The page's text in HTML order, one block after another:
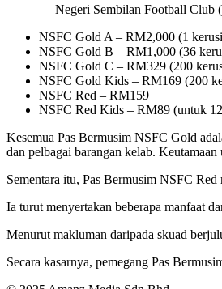
— Negeri Sembilan Football Club
NSFC Gold A – RM2,000 (1
NSFC Gold B – RM1,000 (36
NSFC Gold C – RM329 (200
NSFC Gold Kids – RM169 (200
NSFC Red – RM159
NSFC Red Kids – RM89 (untuk
Kesemua Pas Bermusim NSFC Gold
dan pelbagai barangan kelab.
Sementara itu, Pas Bermusim NSFC
Ia turut menyertakan beberapa manfaat
Menurut makluman daripada skuad
Secara kasarnya, pemegang Pas